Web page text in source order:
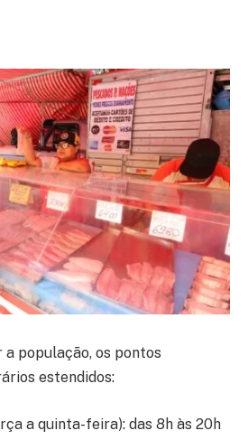
população, os pontos
estendidos:
a quinta-feira): das 8h às 20h